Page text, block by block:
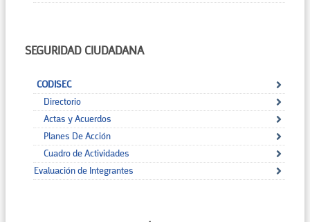
SEGURIDAD CIUDADANA
CODISEC
Directorio
Actas y Acuerdos
Planes De Acción
Cuadro de Actividades
Evaluación de Integrantes